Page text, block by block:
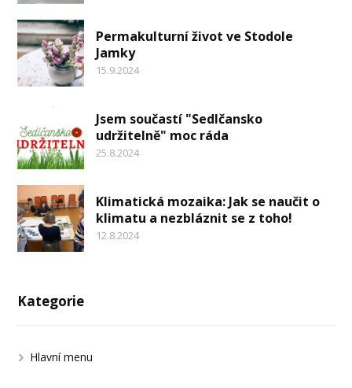
Permakulturní život ve Stodole
Jamky
15.9.2024
Jsem součastí "Sedlčansko
udržitelně" moc ráda
25.8.2024
Klimatická mozaika: Jak se naučit o
klimatu a nezbláznit se z toho!
12.8.2024
Kategorie
Hlavní menu